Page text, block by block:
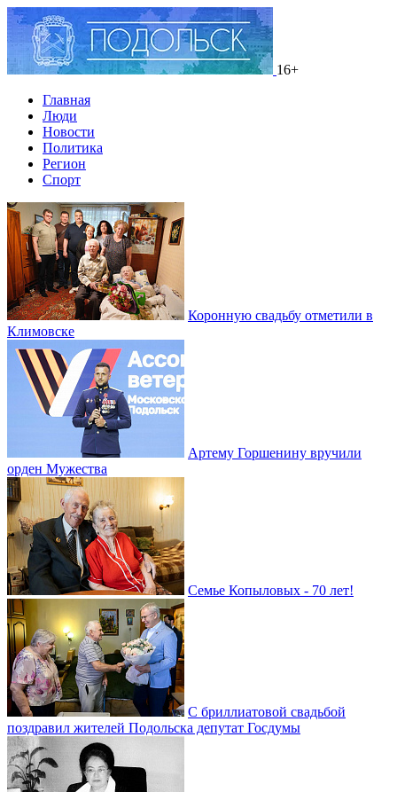
16+
Главная
Люди
Новости
Политика
Регион
Спорт
Коронную свадьбу отметили в
Климовске
Артему Горшенину вручили
орден Мужества
Семье Копыловых - 70 лет!
С бриллиатовой свадьбой
поздравил жителей Подольска депутат Госдумы